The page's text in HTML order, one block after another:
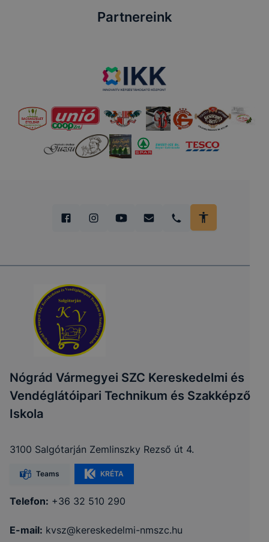
Partnereink
Nógrád Vármegyei SZC Kereskedelmi és
Vendéglátóipari Technikum és Szakképző
Iskola
3100 Salgótarján Zemlinszky Rezső út 4.
Teams KRÉTA
Telefon: +36 32 510 290
E-mail: kvsz@kereskedelmi-nmszc.hu